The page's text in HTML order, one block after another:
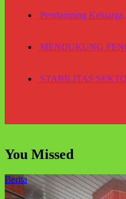
Pendamping
MENDUKUNG
STABILITAS
You Missed
Berita